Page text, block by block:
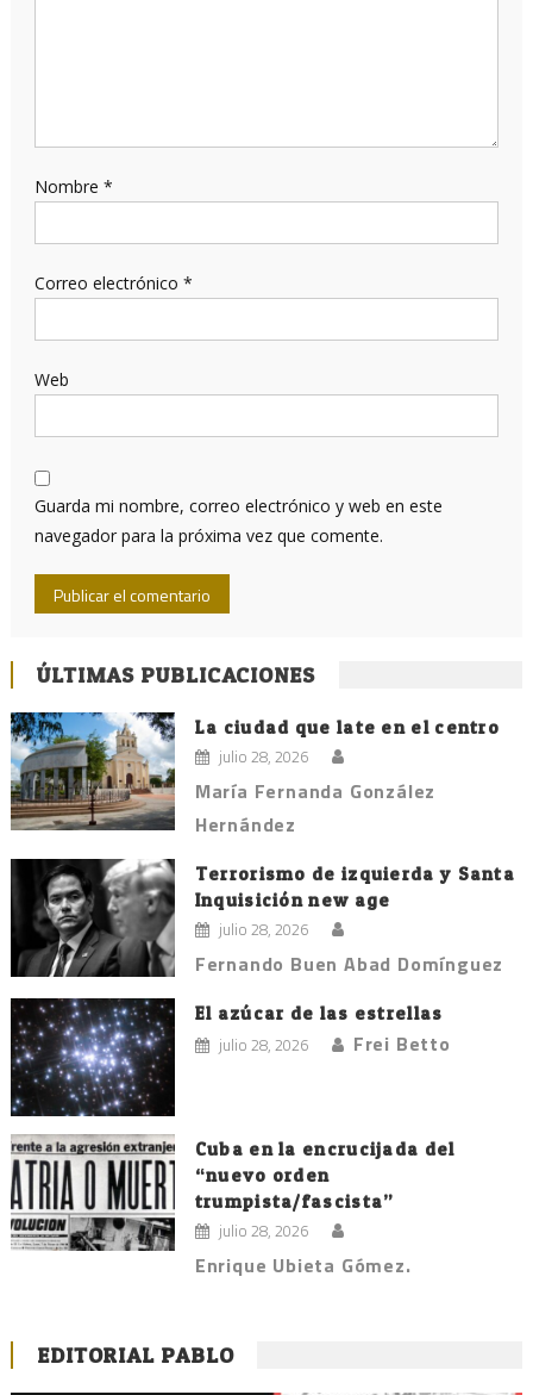
Nombre *
Correo electrónico *
Web
Guarda mi nombre, correo electrónico y web en este
navegador para la próxima vez que comente.
ÚLTIMAS PUBLICACIONES
La ciudad que late en el centro
julio 28, 2026
María Fernanda González
Hernández
Terrorismo de izquierda y Santa
Inquisición new age
julio 28, 2026
Fernando Buen Abad Domínguez
El azúcar de las estrellas
julio 28, 2026 Frei Betto
Cuba en la encrucijada del
“nuevo orden
trumpista/fascista”
julio 28, 2026
Enrique Ubieta Gómez.
EDITORIAL PABLO